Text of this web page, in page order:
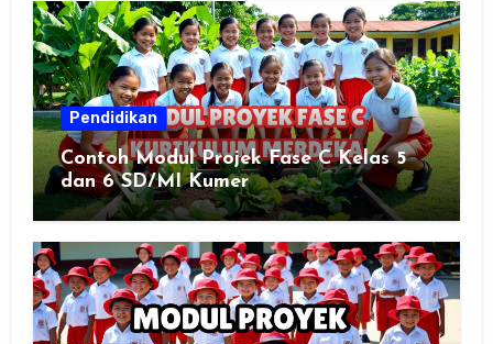
Pendidikan
Contoh Modul Projek Fase C Kelas 5
dan 6 SD/MI Kumer